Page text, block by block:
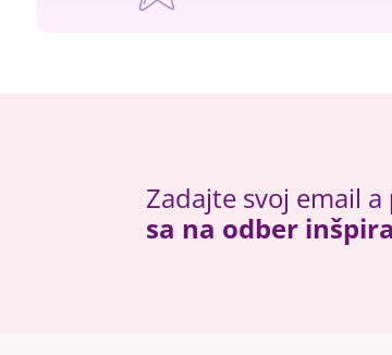
Zadajte svoj email a
sa na odber